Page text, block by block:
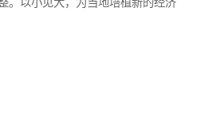
。以小见大，为当地培植新的经济